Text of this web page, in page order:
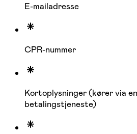
E-mailadresse
CPR-nummer
Kortoplysninger (kører via
betalingstjeneste)